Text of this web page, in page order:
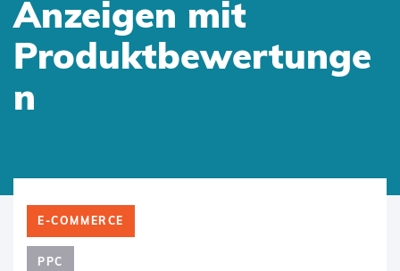
Anzeigen mit
Produktbewertunge
n
E-COMMERCE
PPC